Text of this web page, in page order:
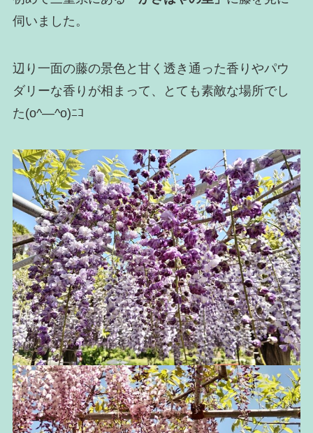
伺いました。
辺り一面の藤の景色と甘く透き通った香りやパウ
ダリーな香りが相まって、とても素敵な場所でし
た(o^―^o)ﾆｺ